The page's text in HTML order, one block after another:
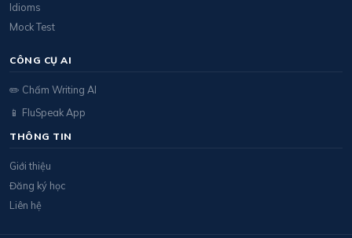
Idioms
Mock Test
CÔNG CỤ AI
✏️ Chấm Writing AI
📱 FluSpeak App
THÔNG TIN
Giới thiệu
Đăng ký học
Liên hệ